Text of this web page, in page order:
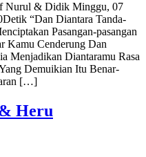
Nurul & Didik Minggu, 07
“Dan Diantara Tanda-
Pasangan-pasangan
Kamu Cenderung Dan
Menjadikan Diantaramu Rasa
Demuikian Itu Benar-
[…]
Heru